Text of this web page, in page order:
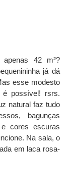
42 m²?
já dá
esse modesto
possível! rsrs.
natural faz tudo
bagunças
cores escuras
Na sala, o
em laca rosa-